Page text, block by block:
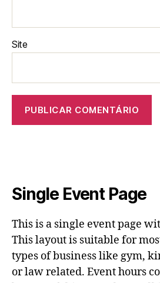
Site
Single Event Page
This is a single event page
This layout is suitable for
types of business like gym,
or law related. Event hours